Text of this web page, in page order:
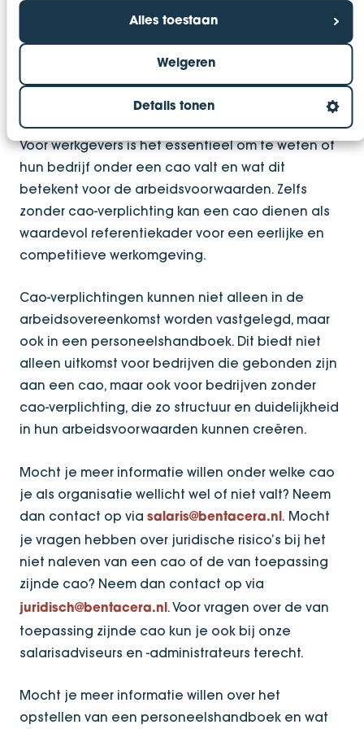
Alles toestaan
Weigeren
Details tonen
winnen. Onze adviseurs kunnen je hier bij helpen.
Voor werkgevers is het essentieel om te weten of
hun bedrijf onder een cao valt en wat dit
betekent voor de arbeidsvoorwaarden. Zelfs
zonder cao-verplichting kan een cao dienen als
waardevol referentiekader voor een eerlijke en
competitieve werkomgeving.
Cao-verplichtingen kunnen niet alleen in de
arbeidsovereenkomst worden vastgelegd, maar
ook in een personeelshandboek. Dit biedt niet
alleen uitkomst voor bedrijven die gebonden zijn
aan een cao, maar ook voor bedrijven zonder
cao-verplichting, die zo structuur en duidelijkheid
in hun arbeidsvoorwaarden kunnen creëren.
Mocht je meer informatie willen onder welke cao
je als organisatie wellicht wel of niet valt? Neem
dan contact op via salaris@bentacera.nl . Mocht
je vragen hebben over juridische risico’s bij het
niet naleven van een cao of de van toepassing
zijnde cao? Neem dan contact op via
juridisch@bentacera.nl . Voor vragen over de van
toepassing zijnde cao kun je ook bij onze
salarisadviseurs en -administrateurs terecht.
Mocht je meer informatie willen over het
opstellen van een personeelshandboek en wat